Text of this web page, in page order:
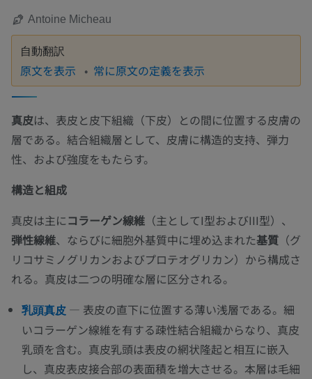
Antoine Micheau
自動翻訳
原文を表示 常に原文の定義を表示
真皮は、表皮と皮下組織（下皮）との間に位置する皮膚の
層である。結合組織層として、皮膚に構造的支持、弾力
性、および強度をもたらす。
構造と組成
真皮は主にコラーゲン線維 （主としてI型およびIII型）、
弾性線維、ならびに細胞外基質中に埋め込まれた基質 （グ
リコサミノグリカンおよびプロテオグリカン）から構成さ
れる。真皮は二つの明確な層に区分される。
乳頭真皮 — 表皮の直下に位置する薄い浅層である。細
いコラーゲン線維を有する疎性結合組織からなり、真皮
乳頭を含む。真皮乳頭は表皮の網状隆起と相互に嵌入
し、真皮表皮接合部の表面積を増大させる。本層は毛細